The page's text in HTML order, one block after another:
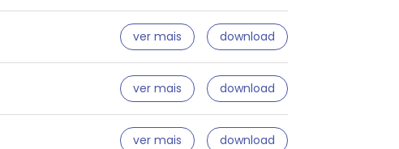
ver mais download
ver mais download
ver mais download